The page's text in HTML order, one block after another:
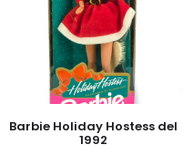
Barbie Holiday Hostess del
1992